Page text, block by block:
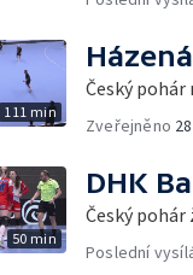
111 min
Český
Zveřejněno
50 min
DHK
Český
Poslední